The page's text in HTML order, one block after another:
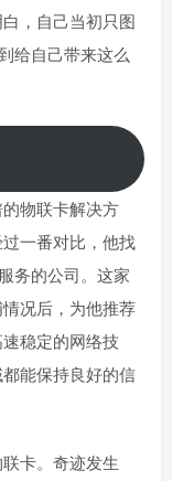
，自己当初只图
给自己带来这么
物联卡解决方
一番对比，他找
务的公司。这家
况后，为他推荐
稳定的网络技
能保持良好的信
卡。奇迹发生